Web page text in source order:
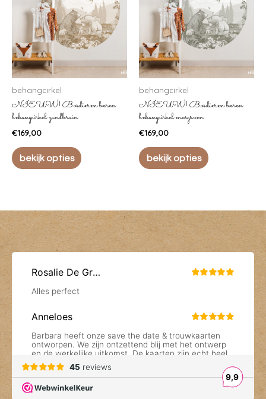
behangcirkel
NIEUW! Bosdieren beren
behangcirkel zandbruin
€169,00
bekijk opties
behangcirkel
NIEUW! Bosdieren beren
behangcirkel mosgroen
€169,00
bekijk opties